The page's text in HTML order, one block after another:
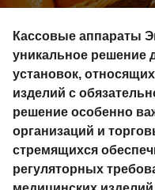
Кассовые аппараты
уникальное решение
установок,
изделий с
решение особенно
организаций и
стремящихся
регуляторных